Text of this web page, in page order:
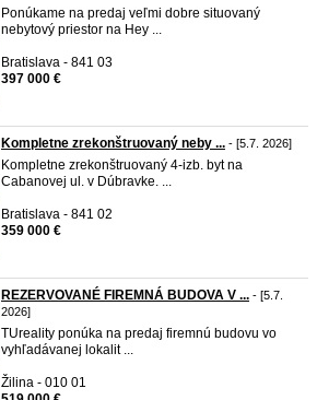
Ponúkame na predaj veľmi dobre situovaný
nebytový priestor na Hey ...
Bratislava - 841 03
397 000 €
Kompletne zrekonštruovaný neby ... - [5.7. 2026]
Kompletne zrekonštruovaný 4-izb. byt na
Cabanovej ul. v Dúbravke. ...
Bratislava - 841 02
359 000 €
REZERVOVANÉ FIREMNÁ BUDOVA V ... - [5.7.
2026]
TUreality ponúka na predaj firemnú budovu vo
vyhľadávanej lokalit ...
Žilina - 010 01